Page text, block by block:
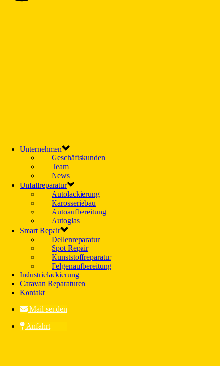
Unternehmen
Geschäftskunden
Team
News
Unfallreparatur
Autolackierung
Karosseriebau
Autoaufbereitung
Autoglas
Smart Repair
Dellenreparatur
Spot Repair
Kunststoffreparatur
Felgenaufbereitung
Industrielackierung
Caravan Reparaturen
Kontakt
Mail senden
Anfahrt